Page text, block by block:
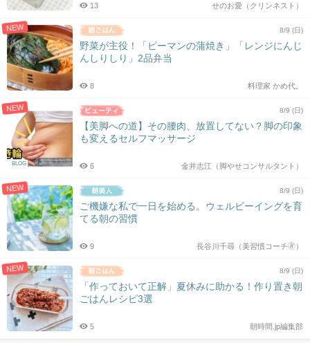
せのお愛（クリンネスト）
13
NEW 8/9 (日)
野菜が主役！「ピーマンの蒲焼き」「レンジにんじ
んしりしり」2品弁当
料理家 かめ代。
8
NEW
BLOG
8/9 (日)
【美脚への道】その腰肉、放置してない？脚の印象
も変えるセルフマッサージ
金井志江（脚やせコンサルタント）
6
NEW 8/9 (日)
ご機嫌な私で一日を始める。ウェルビーイングを育
てる朝の習慣
長谷川千尋（美習慣コーチ🄬）
9
NEW 8/9 (日)
「作っておいて正解」夏休みに助かる！作り置き朝
ごはんレシピ3選
朝時間.jp編集部
5